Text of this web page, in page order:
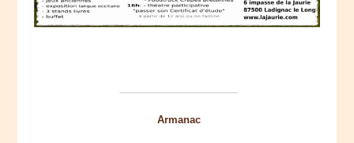
Armanac